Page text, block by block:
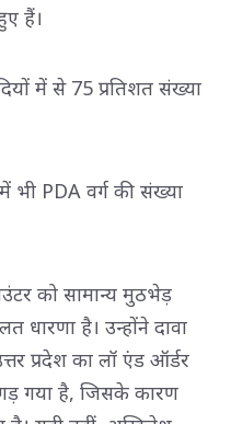
हैं।
में से 75 प्रतिशत संख्या
भी PDA वर्ग की संख्या
को सामान्य मुठभेड़
है। उन्होंने दावा
प्रदेश का लॉ एंड ऑर्डर
गया है, जिसके कारण